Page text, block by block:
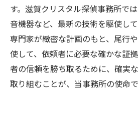
す。滋賀クリスタル探偵事務所で
音機器など、最新の技術を駆使して
専門家が緻密な計画のもと、尾行
使して、依頼者に必要な確かな証
者の信頼を勝ち取るために、確実
取り組むことが、当事務所の使命で